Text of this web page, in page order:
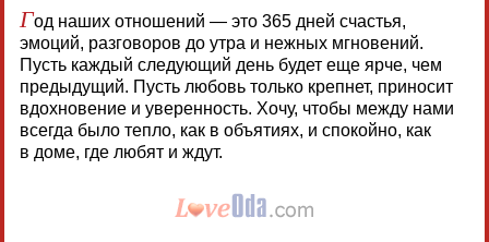
Год наших отношений — это 365 дней счастья,
эмоций, разговоров до утра и нежных мгновений.
Пусть каждый следующий день будет еще ярче, чем
предыдущий. Пусть любовь только крепнет, приносит
вдохновение и уверенность. Хочу, чтобы между нами
всегда было тепло, как в объятиях, и спокойно, как
в доме, где любят и ждут.